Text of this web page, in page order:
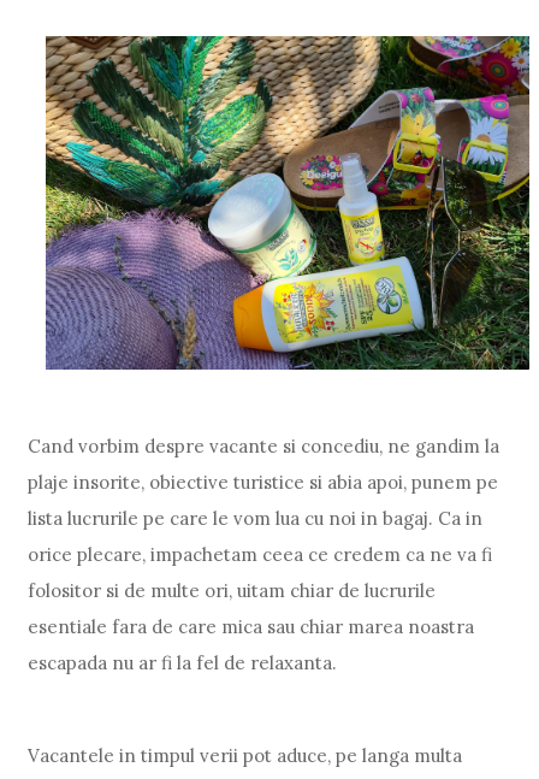
Cand vorbim despre vacante si concediu, ne gandim la
plaje insorite, obiective turistice si abia apoi, punem pe
lista lucrurile pe care le vom lua cu noi in bagaj. Ca in
orice plecare, impachetam ceea ce credem ca ne va fi
folositor si de multe ori, uitam chiar de lucrurile
esentiale fara de care mica sau chiar marea noastra
escapada nu ar fi la fel de relaxanta.
Vacantele in timpul verii pot aduce, pe langa multa